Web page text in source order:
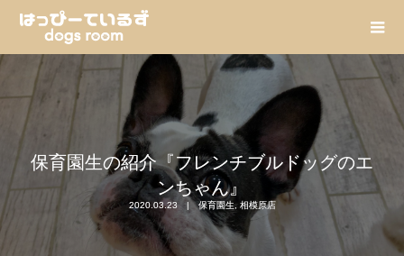
保育園生の紹介『フレンチブルドッグのエ
ンちゃん』
2020.03.23 保育園生,相模原店